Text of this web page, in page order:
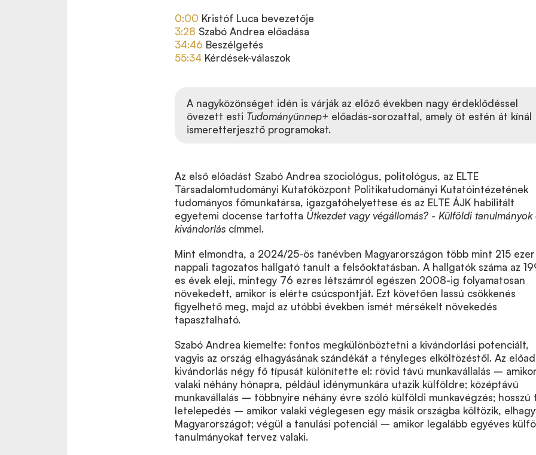
0:00 Kristóf Luca bevezetője
3:28 Szabó Andrea előadása
34:46 Beszélgetés
55:34 Kérdések-válaszok
A nagyközönséget idén is várják az előző években nagy érdeklődéssel
övezett esti Tudományünnep+ előadás-sorozattal, amely öt estén át kínál
ismeretterjesztő programokat.
Az első előadást Szabó Andrea szociológus, politológus, az ELTE
Társadalomtudományi Kutatóközpont Politikatudományi Kutatóintézetének
tudományos főmunkatársa, igazgatóhelyettese és az ELTE ÁJK habilitált
egyetemi docense tartotta Útkezdet vagy végállomás? - Külföldi tanulmányok
kivándorlás címmel.
Mint elmondta, a 2024/25-ös tanévben Magyarországon több mint 215 ezer
nappali tagozatos hallgató tanult a felsőoktatásban. A hallgatók száma az
es évek eleji, mintegy 76 ezres létszámról egészen 2008-ig folyamatosan
növekedett, amikor is elérte csúcspontját. Ezt követően lassú csökkenés
figyelhető meg, majd az utóbbi években ismét mérsékelt növekedés
tapasztalható.
Szabó Andrea kiemelte: fontos megkülönböztetni a kivándorlási potenciált,
vagyis az ország elhagyásának szándékát a tényleges elköltözéstől. Az
kivándorlás négy fő típusát különítette el: rövid távú munkavállalás –
valaki néhány hónapra, például idénymunkára utazik külföldre; középtávú
munkavállalás – többnyire néhány évre szóló külföldi munkavégzés; hosszú
letelepedés – amikor valaki véglegesen egy másik országba költözik,
Magyarországot; végül a tanulási potenciál – amikor legalább egyéves
tanulmányokat tervez valaki.